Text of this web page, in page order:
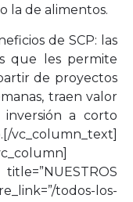
la de alimentos.
de SCP: las
que les permite
de proyectos
traen valor
a corto
todos-los-